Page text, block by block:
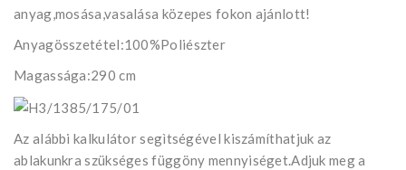
anyag,mosása,vasalása közepes fokon ajánlott!
Anyagösszetétel:100%Poliészter
Magassága:290 cm
Az alábbi kalkulátor segìtségével kiszámíthatjuk az
ablakunkra szükséges függöny mennyiséget.Adjuk meg a